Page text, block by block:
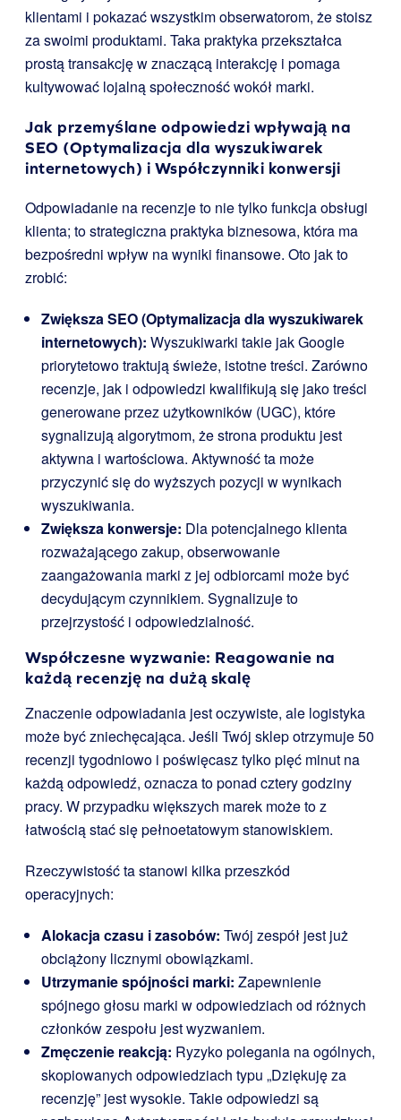
klientami i pokazać wszystkim obserwatorom, że stoisz
za swoimi produktami. Taka praktyka przekształca
prostą transakcję w znaczącą interakcję i pomaga
kultywować lojalną społeczność wokół marki.
Jak przemyślane odpowiedzi wpływają na
SEO (Optymalizacja dla wyszukiwarek
internetowych) i Współczynniki konwersji
Odpowiadanie na recenzje to nie tylko funkcja obsługi
klienta; to strategiczna praktyka biznesowa, która ma
bezpośredni wpływ na wyniki finansowe. Oto jak to
zrobić:
Zwiększa SEO (Optymalizacja dla wyszukiwarek
internetowych): Wyszukiwarki takie jak Google
priorytetowo traktują świeże, istotne treści. Zarówno
recenzje, jak i odpowiedzi kwalifikują się jako treści
generowane przez użytkowników (UGC), które
sygnalizują algorytmom, że strona produktu jest
aktywna i wartościowa. Aktywność ta może
przyczynić się do wyższych pozycji w wynikach
wyszukiwania.
Zwiększa konwersje: Dla potencjalnego klienta
rozważającego zakup, obserwowanie
zaangażowania marki z jej odbiorcami może być
decydującym czynnikiem. Sygnalizuje to
przejrzystość i odpowiedzialność.
Współczesne wyzwanie: Reagowanie na
każdą recenzję na dużą skalę
Znaczenie odpowiadania jest oczywiste, ale logistyka
może być zniechęcająca. Jeśli Twój sklep otrzymuje 50
recenzji tygodniowo i poświęcasz tylko pięć minut na
każdą odpowiedź, oznacza to ponad cztery godziny
pracy. W przypadku większych marek może to z
łatwością stać się pełnoetatowym stanowiskiem.
Rzeczywistość ta stanowi kilka przeszkód
operacyjnych:
Alokacja czasu i zasobów: Twój zespół jest już
obciążony licznymi obowiązkami.
Utrzymanie spójności marki: Zapewnienie
spójnego głosu marki w odpowiedziach od różnych
członków zespołu jest wyzwaniem.
Zmęczenie reakcją: Ryzyko polegania na ogólnych,
skopiowanych odpowiedziach typu „Dziękuję za
recenzję” jest wysokie. Takie odpowiedzi są